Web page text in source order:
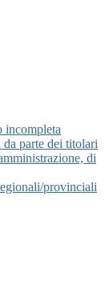
incompleta
parte dei titolari
di
provinciali